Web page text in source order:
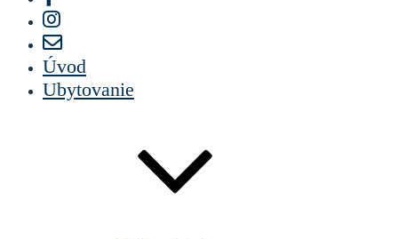
Úvod
Ubytovanie